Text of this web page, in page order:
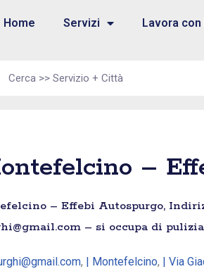
Home Servizi Lavora con
–
– Effebi Autospurgo,
– si occupa di
, | Montefelcino, | Via